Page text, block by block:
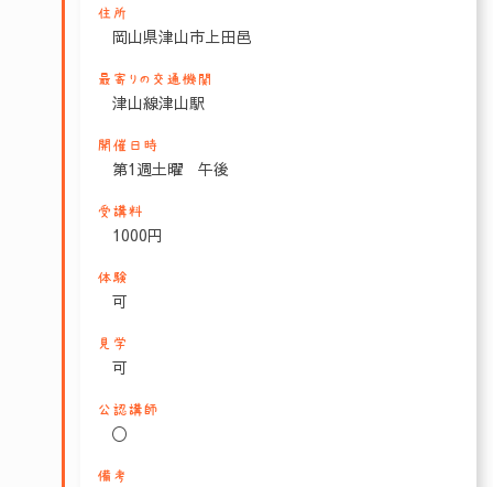
住所
岡山県津山市上田邑
最寄りの交通機関
津山線津山駅
開催日時
第1週土曜 午後
受講料
1000円
体験
可
見学
可
公認講師
〇
備考